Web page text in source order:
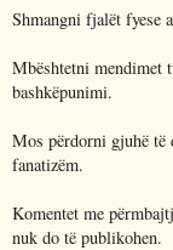
Shmangni fjalët fyese
Mbështetni mendimet
bashkëpunimi.
Mos përdorni gjuhë të
fanatizëm.
Komentet me
nuk do të publikohen.